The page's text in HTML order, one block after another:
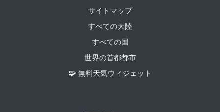
サイトマップ
すべての大陸
すべての国
世界の首都都市
🧩 無料天気ウィジェット